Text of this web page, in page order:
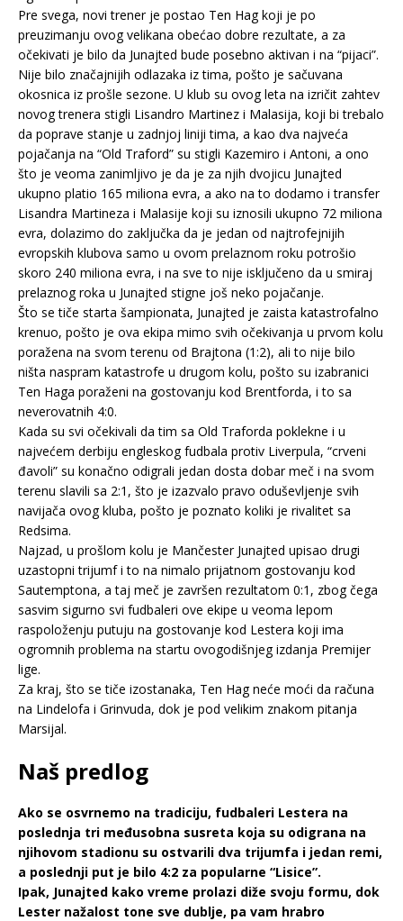
Pre svega, novi trener je postao Ten Hag koji je po
preuzimanju ovog velikana obećao dobre rezultate, a za
očekivati je bilo da Junajted bude posebno aktivan i na “pijaci”.
Nije bilo značajnijih odlazaka iz tima, pošto je sačuvana
okosnica iz prošle sezone. U klub su ovog leta na izričit zahtev
novog trenera stigli Lisandro Martinez i Malasija, koji bi trebalo
da poprave stanje u zadnjoj liniji tima, a kao dva najveća
pojačanja na “Old Traford” su stigli Kazemiro i Antoni, a ono
što je veoma zanimljivo je da je za njih dvojicu Junajted
ukupno platio 165 miliona evra, a ako na to dodamo i transfer
Lisandra Martineza i Malasije koji su iznosili ukupno 72 miliona
evra, dolazimo do zaključka da je jedan od najtrofejnijih
evropskih klubova samo u ovom prelaznom roku potrošio
skoro 240 miliona evra, i na sve to nije isključeno da u smiraj
prelaznog roka u Junajted stigne još neko pojačanje.
Što se tiče starta šampionata, Junajted je zaista katastrofalno
krenuo, pošto je ova ekipa mimo svih očekivanja u prvom kolu
poražena na svom terenu od Brajtona (1:2), ali to nije bilo
ništa naspram katastrofe u drugom kolu, pošto su izabranici
Ten Haga poraženi na gostovanju kod Brentforda, i to sa
neverovatnih 4:0.
Kada su svi očekivali da tim sa Old Traforda poklekne i u
najvećem derbiju engleskog fudbala protiv Liverpula, “crveni
đavoli” su konačno odigrali jedan dosta dobar meč i na svom
terenu slavili sa 2:1, što je izazvalo pravo oduševljenje svih
navijača ovog kluba, pošto je poznato koliki je rivalitet sa
Redsima.
Najzad, u prošlom kolu je Mančester Junajted upisao drugi
uzastopni trijumf i to na nimalo prijatnom gostovanju kod
Sautemptona, a taj meč je završen rezultatom 0:1, zbog čega
sasvim sigurno svi fudbaleri ove ekipe u veoma lepom
raspoloženju putuju na gostovanje kod Lestera koji ima
ogromnih problema na startu ovogodišnjeg izdanja Premijer
lige.
Za kraj, što se tiče izostanaka, Ten Hag neće moći da računa
na Lindelofa i Grinvuda, dok je pod velikim znakom pitanja
Marsijal.
Naš predlog
Ako se osvrnemo na tradiciju, fudbaleri Lestera na
poslednja tri međusobna susreta koja su odigrana na
njihovom stadionu su ostvarili dva trijumfa i jedan remi,
a poslednji put je bilo 4:2 za popularne “Lisice”.
Ipak, Junajted kako vreme prolazi diže svoju formu, dok
Lester nažalost tone sve dublje, pa vam hrabro